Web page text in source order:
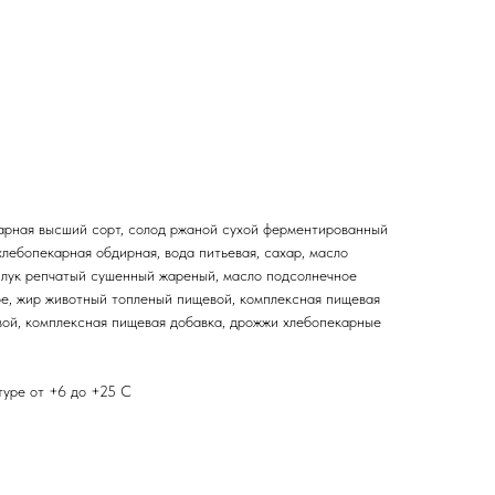
высший сорт, солод ржаной сухой ферментированный
обдирная, вода питьевая, сахар, масло
репчатый сушенный жареный, масло подсолнечное
жир животный топленый пищевой, комплексная пищевая
комплексная пищевая добавка, дрожжи хлебопекарные
от +6 до +25 С